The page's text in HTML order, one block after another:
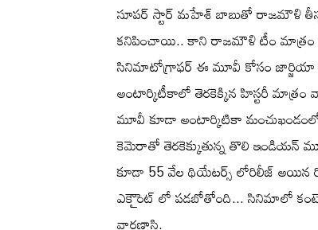
సూపర్ స్టార్ మహేశ్ బాబుతో రాజమౌళి
కనిపించాయి.. కాని రాజమౌళి టీం
సినిమాటోగ్రాఫర్ ఈ మూవీ కోసం జార్జియా
అంటార్కిటీకాలో తెరకెక్కిన హిస్టరీ మాత్రం
మూవీ కూడా అంటార్కిటికా మంచుఖండంలో
కెమెరాతో తెరకెక్కుతున్న తొలి ఇండియన్
కూడా 55 వేల థియేటర్స్ లోరిలీజ్ అయిన
ఎకౌైంట్ లో పడబోతోంది... సినిమాలో
వారణాసి.